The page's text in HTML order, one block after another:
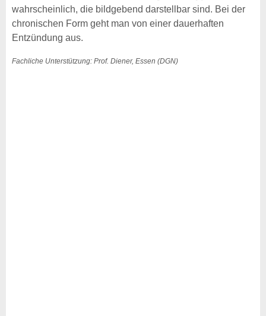
wahrscheinlich, die bildgebend darstellbar sind. Bei der
chronischen Form geht man von einer dauerhaften
Entzündung aus.
Fachliche Unterstützung: Prof. Diener, Essen (DGN)